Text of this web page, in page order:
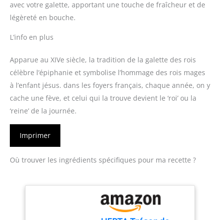
avec votre galette, apportant une touche de fraîcheur et de
légèreté en bouche.
L’info en plus
Apparue au XIVe siècle, la tradition de la galette des rois
célèbre l’épiphanie et symbolise l’hommage des rois mages
à l’enfant jésus. dans les foyers français, chaque année, on y
cache une fève, et celui qui la trouve devient le ‘roi’ ou la
‘reine’ de la journée.
Imprimer
Où trouver les ingrédients spécifiques pour ma recette ?